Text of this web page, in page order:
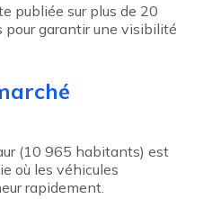
publiée sur plus de 20
garantir une visibilité
(10 965 habitants) est
où les véhicules
rapidement.